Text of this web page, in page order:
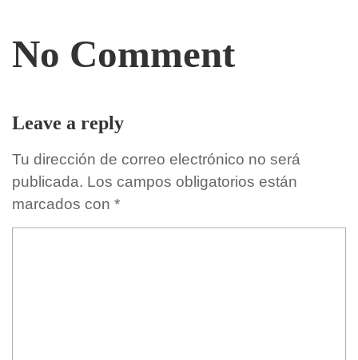
No Comment
Leave a reply
Tu dirección de correo electrónico no será
publicada. Los campos obligatorios están
marcados con *